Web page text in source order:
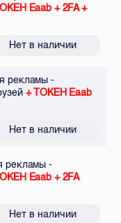
Eaab + 2FA +
Нет в наличии
рекламы -
+ ТОКЕН Eaab
Нет в наличии
рекламы -
Eaab + 2FA
Нет в наличии